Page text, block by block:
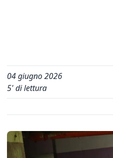
04 giugno 2026
5' di lettura